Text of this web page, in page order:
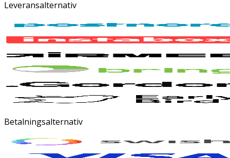
Leveransalternativ
Betalningsalternativ